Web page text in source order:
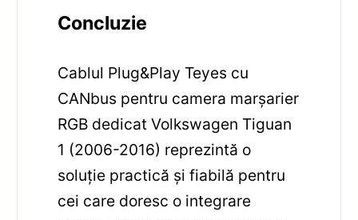
Concluzie
Cablul Plug&Play Teyes cu
CANbus pentru camera marșarier
RGB dedicat Volkswagen Tiguan
1 (2006-2016) reprezintă o
soluție practică și fiabilă pentru
cei care doresc o integrare